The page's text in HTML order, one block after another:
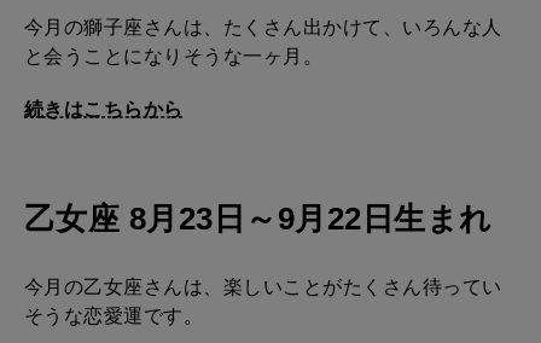
今月の獅子座さんは、たくさん出かけて、いろんな人
と会うことになりそうな一ヶ月。
続きはこちらから
乙女座 8月23日～9月22日生まれ
今月の乙女座さんは、楽しいことがたくさん待ってい
そうな恋愛運です。